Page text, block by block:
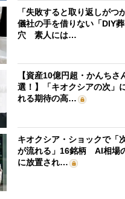
「失敗すると取り返しがつ
儀社の手を借りない「DIY
穴 素人には…
【資産10億円超・かんちさ
選！】「キオクシアの次」
れる期待の高…
キオクシア・ショックで「
が流れる」16銘柄 AI相場
に放置され…